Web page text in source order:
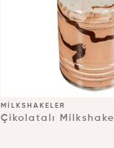
MILKSHAKELER
Çikolatalı Milkshake